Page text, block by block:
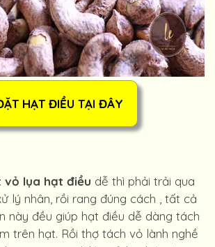
vỏ lụa hạt điều dễ thì phải trải qua
lý nhân, rồi rang đúng cách , tất cả
này đều giúp hạt điều dễ dàng tách
trên hạt. Rồi thợ tách vỏ lành nghề